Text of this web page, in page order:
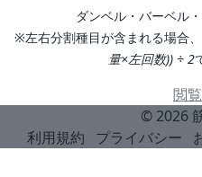
ダンベル・バーベル
※左右分割種目が含まれる場合
量×左回数)) ÷ 2
閲
© 2026
利用規約
プライバシー